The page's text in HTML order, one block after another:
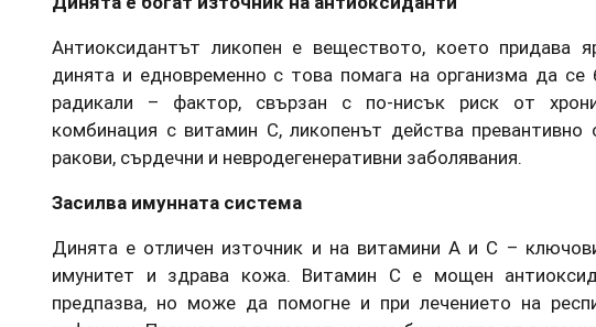
Антиоксидантът ликопен е веществото, което придава
динята и едновременно с това помага на организма да се
радикали – фактор, свързан с по-нисък риск от
комбинация с витамин C, ликопенът действа превантивно
ракови, сърдечни и невродегенеративни заболявания.
Засилва имунната система
Динята е отличен източник и на витамини А и С –
имунитет и здрава кожа. Витамин C е мощен
предпазва, но може да помогне и при лечението на